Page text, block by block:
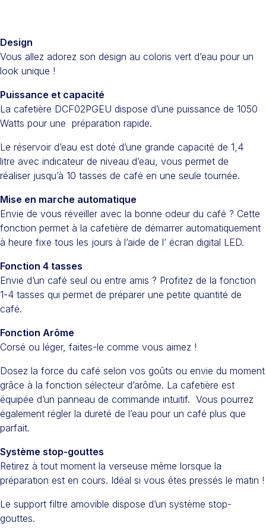
Design
Vous allez adorez son design au coloris vert d’eau pour un
look unique !
Puissance et capacité
La cafetière DCF02PGEU dispose d’une puissance de 1050
Watts pour une préparation rapide.
Le réservoir d’eau est doté d’une grande capacité de 1,4
litre avec indicateur de niveau d’eau, vous permet de
réaliser jusqu’à 10 tasses de café en une seule tournée.
Mise en marche automatique
Envie de vous réveiller avec la bonne odeur du café ? Cette
fonction permet à la cafetière de démarrer automatiquement
à heure fixe tous les jours à l’aide de l’ écran digital LED.
Fonction 4 tasses
Envie d’un café seul ou entre amis ? Profitez de la fonction
1-4 tasses qui permet de préparer une petite quantité de
café.
Fonction Arôme
Corsé ou léger, faites-le comme vous aimez !
Dosez la force du café selon vos goûts ou envie du moment
grâce à la fonction sélecteur d’arôme. La cafetière est
équipée d’un panneau de commande intuitif. Vous pourrez
également régler la dureté de l’eau pour un café plus que
parfait.
Système stop-gouttes
Retirez à tout moment la verseuse même lorsque la
préparation est en cours. Idéal si vous êtes pressés le matin !
Le support filtre amovible dispose d’un système stop-
gouttes.